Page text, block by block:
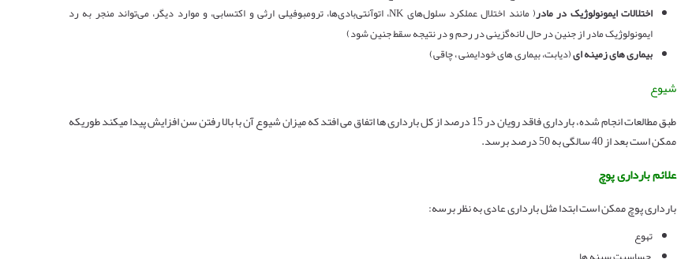
اختلالات ایمونولوژیک در مادر
( مانند اختلال عملکرد سلول‌های NK، اتوآنتی‌بادی‌ها، ترومبوفیلی ارثی و اکتسابی، و موارد دیگر، می‌تواند منجر به رد
ایمونولوژیک مادر از جنین در حال لانه‌گزینی در رحم و در نتیجه سقط جنین شود)
بیماری های زمینه ای(دیابت، بیماری های خودایمنی ، چاقی)
شیوع
طبق مطالعات انجام شده، بارداری فاقد رویان در 15 درصد از کل بارداری ها اتفاق می افتد که میزان شیوع آن با بالا رفتن سن افزایش پیدا میکند طوریکه
ممکن است بعد از 40 سالگی به 50 درصد برسد.
علائم بارداری پوچ
بارداری پوچ ممکن است ابتدا مثل بارداری عادی به نظر برسه:
تهوع